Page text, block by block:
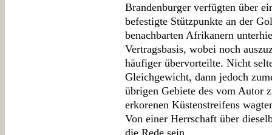
Brandenburger verfügten über
befestigte Stützpunkte an der
benachbarten Afrikanern
Vertragsbasis, wobei noch
häufiger übervorteilte. Nicht
Gleichgewicht, dann jedoch
übrigen Gebiete des vom Autor
erkorenen Küstenstreifens
Von einer Herrschaft über
die Rede sein.